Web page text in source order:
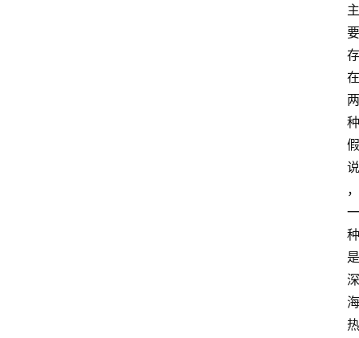
主
要
存
在
两
种
假
说
，
一
种
是
深
海
热